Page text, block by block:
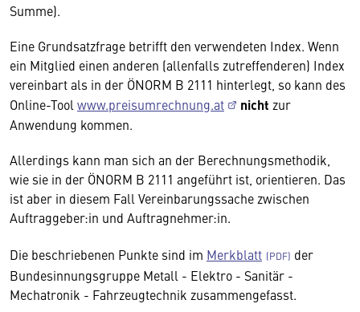
Summe).
Eine Grundsatzfrage betrifft den verwendeten Index. Wenn
ein Mitglied einen anderen (allenfalls zutreffenderen) Index
vereinbart als in der ÖNORM B 2111 hinterlegt, so kann des
Online-Tool www.preisumrechnung.at nicht zur
Anwendung kommen.
Allerdings kann man sich an der Berechnungsmethodik,
wie sie in der ÖNORM B 2111 angeführt ist, orientieren. Das
ist aber in diesem Fall Vereinbarungssache zwischen
Auftraggeber:in und Auftragnehmer:in.
Die beschriebenen Punkte sind im Merkblatt
der
Bundesinnungsgruppe Metall - Elektro - Sanitär -
Mechatronik - Fahrzeugtechnik zusammengefasst.